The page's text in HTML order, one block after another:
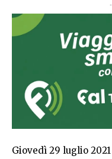
Giovedì 29 luglio